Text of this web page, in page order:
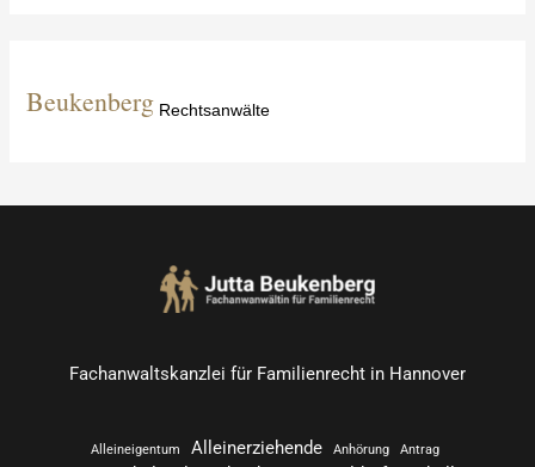
n
Beukenberg Rechtsanwälte
Fachanwaltskanzlei für Familienrecht in Hannover
Alleineigentum Alleinerziehende Anhörung Antrag